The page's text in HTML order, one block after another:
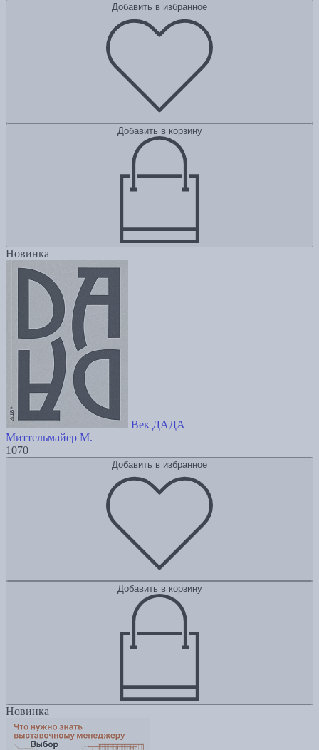
Добавить в избранное
Добавить в корзину
Новинка
Век ДАДА
Миттельмайер М.
1070
Добавить в избранное
Добавить в корзину
Новинка